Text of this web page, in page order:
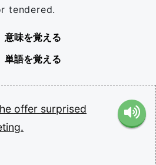
tendered.
意味を覚える
単語を覚える
offer surprised